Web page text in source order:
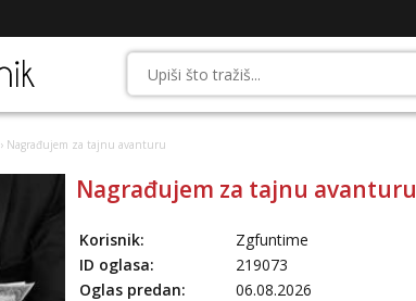
› Nagrađujem za tajnu avanturu
Nagrađujem za tajnu avanturu
Korisnik:
Zgfuntime
ID oglasa:
219073
Oglas predan:
06.08.2026